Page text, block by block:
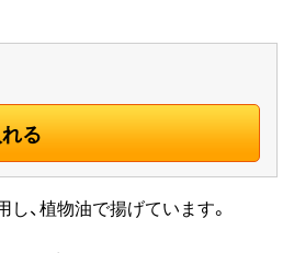
る
、植物油で揚げています。